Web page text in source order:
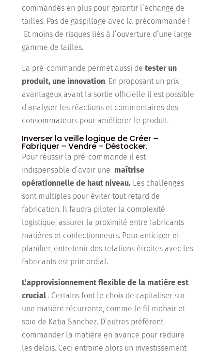
commandés en plus pour garantir l’échange de
tailles. Pas de gaspillage avec la précommande !
Et moins de risques liés à l’ouverture d’une large
gamme de tailles.
La pré-commande permet aussi de tester un
produit, une innovation. En proposant un prix
avantageux avant la sortie officielle il est possible
d’analyser les réactions et commentaires des
consommateurs pour améliorer le produit.
Inverser la veille logique de Créer –
Fabriquer – Vendre – Déstocker.
Pour réussir la pré-commande il est
indispensable d’avoir une maîtrise
opérationnelle de haut niveau.Les challenges
sont multiples pour éviter tout retard de
fabrication. Il faudra piloter la complexité
logistique, assurer la proximité entre fabricants
matières et confectionneurs. Pour anticiper et
planifier, entretenir des relations étroites avec les
fabricants est primordial.
L’approvisionnement flexible de la matière est
crucial. Certains font le choix de capitaliser sur
une matière récurrente, comme le fil mohair et
soie de Katia Sanchez. D’autres préfèrent
commander la matière en avance pour réduire
les délais. Ceci entraine alors un investissement